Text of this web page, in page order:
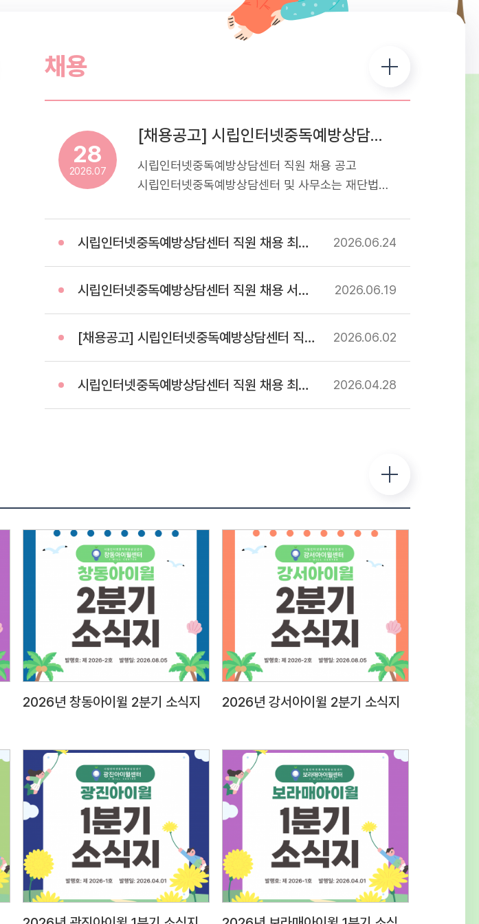
채용
28
2026.07
[채용공고] 시립인터넷중독예방상담센터 직원 채용 공고
시립인터넷중독예방상담센터 직원 채용 공고
시립인터넷중독예방상담센터 및 사무소는 재단법인
운영하는 청소년 디지털미디어 중독 예방상담
전문기관입니다. 아동・청소년의 디지털미디어 중독
모집하오니 많은 지원 바랍니다. 1. 응시분야 및
응시자격 - 첨부파일 직원 채용 공고문 참조2.
전형방법 및 일정○ 1차 : 서류접수 – 2026년 7월
28일(화) ~ 2026년 8월 12일(수)까지 ※ 반드시
첨부되어진 양식에 기입하여 제출 서류전형 및
서류심사 합격자 발표 – 2026년 8월 14일(금) -
서류심사 합격자 센터 홈페이지 게시 및 개별
경험과 능력의 정도40지원 적합성경력사항, 교육 및
서류심사 동점자는 1. 경력이 많은 순, 2. 자격증의
급수가 높은 순으로 우선순위를 결정한다.※
면접대상자는 채용인원의 3배수로 한다.(단
접수인원 및 채용상황에 따라 조정 가능) ○ 2차 :
면접전형 – 2026년 8월 중 예정서류심사 항목평 점
요 소배 점태도 및 자세지원동기 및 예절 등의
태도20표현력질문 대응 능력 등 종합적
표현력20전문성근무경력, 자격증, 관련분야 경험
등의 전문성30사회성조직문화 적응도 및 기타
대인관계성30 3. 접수방법 및 제출서류○ 접수방법 :
E-mail 제출 1) 메일주소: admin@iwill.or.kr 2)
양식) 2) 자기소개서 1부(A4 용지 2매 이내) 3)
개인정보제공 동의서 1부(첨부양식 활용, 서명하여
스캔 후 파일첨부)※ (최종합격자 제출서류)
주민등록등본, 경력증명서, 자격증 사본, 최종학교
졸업증명서, 채용신체검사서 (채용 전) 성범죄,
아동학대 전력 조회 결과 등 추후 안내 4. 근무조건
및 근무지 응시분야근무지급여조건근무시간상담팀
팀원시립인터넷중독예방상담센터 보라매사무소
(서울시 동작구 여의대방로20길 61 슬기동 201호)
24
2026.06
시립인터넷중독예방상담센터 직원 채용 최종합격자 공고
19
2026.06
시립인터넷중독예방상담센터 직원 채용 서류심사 합격자 공고
02
2026.06
[채용공고] 시립인터넷중독예방상담센터 직원 채용 공고
28
2026.04
시립인터넷중독예방상담센터 직원 채용 최종합격자 공고
2026년 창동아이윌 2분기 소식지 2026년 강서아이윌 2분기 소식지